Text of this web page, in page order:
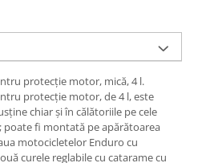
protecție motor, mică, 4 l.
protecție motor, de 4 l, este
chiar și în călătoriile pe cele
poate fi montată pe apărătoarea
motocicletelor Enduro cu
curele reglabile cu catarame cu